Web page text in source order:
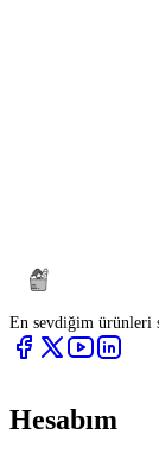
En sevdiğim ürünleri
Hesabım